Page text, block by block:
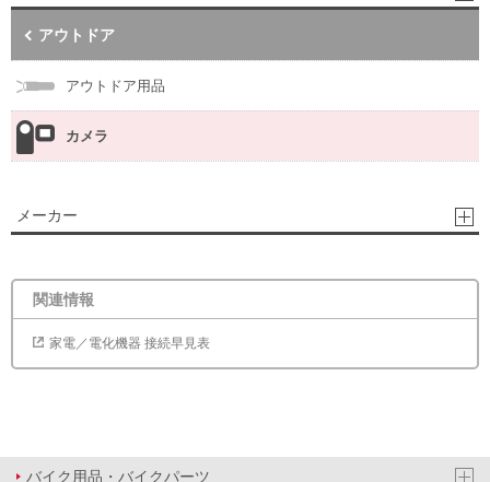
アウトドア
アウトドア用品
カメラ
メーカー
関連情報
家電／電化機器 接続早見表
バイク用品・バイクパーツ